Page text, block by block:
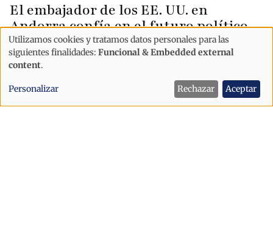
El embajador de los EE. UU. en
Andorra confía en el futuro político
de María Corina Machado en
Venezuela
Uso
de
datos
personales
Utilizamos cookies y tratamos datos personales para las
siguientes finalidades: Funcional & Embedded external
content.
Personalizar Rechazar Aceptar